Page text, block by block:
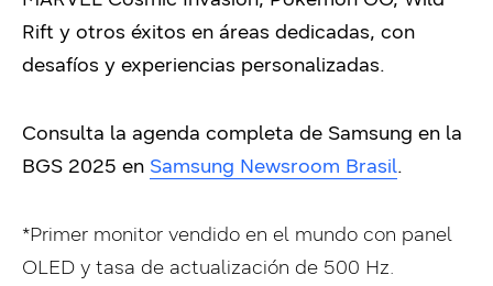
Rift y otros éxitos en áreas dedicadas, con
desafíos y experiencias personalizadas.
Consulta la agenda completa de Samsung en la
BGS 2025 en Samsung Newsroom Brasil.
*Primer monitor vendido en el mundo con panel
OLED y tasa de actualización de 500 Hz.